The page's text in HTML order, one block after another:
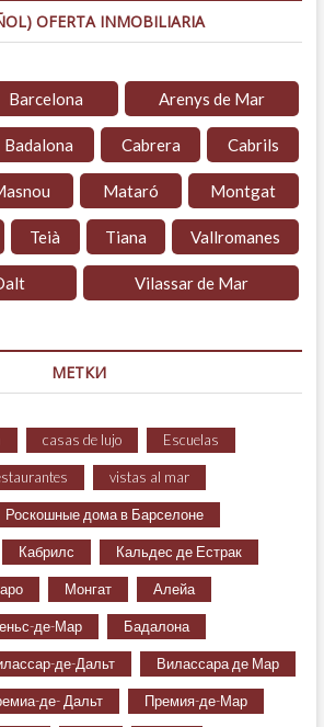
OFERTA INMOBILIARIA
Barcelona Arenys de Mar
Badalona Cabrera Cabrils
Mataró Montgat
Teià Tiana Vallromanes
Vilassar de Mar
МЕТКИ
casas de lujo Escuelas
vistas al mar
Роскошные дома в Барселоне
Кабрилс Кальдес де Естрак
Монгат Алейа
де-Мар Бадалона
де-Дальт Вилассара де Мар
де- Дальт Премия-де-Мар